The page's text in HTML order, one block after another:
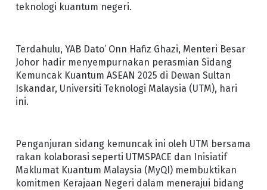
teknologi kuantum negeri.
Terdahulu, YAB Dato’ Onn Hafiz Ghazi, Menteri Besar
Johor hadir menyempurnakan perasmian Sidang
Kemuncak Kuantum ASEAN 2025 di Dewan Sultan
Iskandar, Universiti Teknologi Malaysia (UTM), hari
ini.
Penganjuran sidang kemuncak ini oleh UTM bersama
rakan kolaborasi seperti UTMSPACE dan Inisiatif
Maklumat Kuantum Malaysia (MyQI) membuktikan
komitmen Kerajaan Negeri dalam menerajui bidang